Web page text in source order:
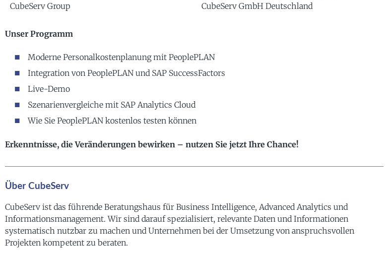
CubeServ Group
CubeServ GmbH Deutschland
Unser Programm
Moderne Personalkostenplanung mit PeoplePLAN
Integration von PeoplePLAN und SAP SuccessFactors
Live-Demo
Szenarienvergleiche mit SAP Analytics Cloud
Wie Sie PeoplePLAN kostenlos testen können
Erkenntnisse, die Veränderungen bewirken – nutzen Sie jetzt Ihre Chance!
Über CubeServ
CubeServ ist das führende Beratungshaus für Business Intelligence, Advanced Analytics und
Informationsmanagement. Wir sind darauf spezialisiert, relevante Daten und Informationen
systematisch nutzbar zu machen und Unternehmen bei der Umsetzung von anspruchsvollen
Projekten kompetent zu beraten.